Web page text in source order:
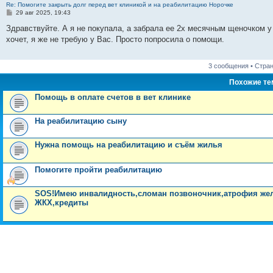
Re: Помогите закрыть долг перед вет клиникой и на реабилитацию Норочке
С
о
б
щ
29 авг 2025, 19:43
Здравствуйте. А я не покупала, а забрала ее 2х месячным
хочет, я же не требую у Вас. Просто попросила о помощи.
3 сообщения •
Похожие
Помощь в оплате счетов в вет клинике
На реабилитацию сыну
Нужна помощь на реабилитацию и съём жилья
Помогите пройти реабилитацию
SOS!Имею инвалидность,сломан позвоночник,атрофия
ЖКХ,кредиты